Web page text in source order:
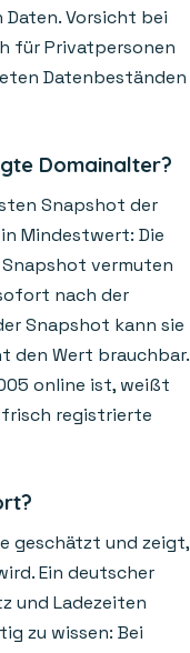
Daten. Vorsicht bei
für Privatpersonen
Datenbeständen
Domainalter?
Snapshot der
Mindestwert: Die
vermuten
nach der
Snapshot kann sie
den Wert brauchbar.
online ist, weißt
frisch registrierte
geschätzt und zeigt,
Ein deutscher
und Ladezeiten
zu wissen: Bei